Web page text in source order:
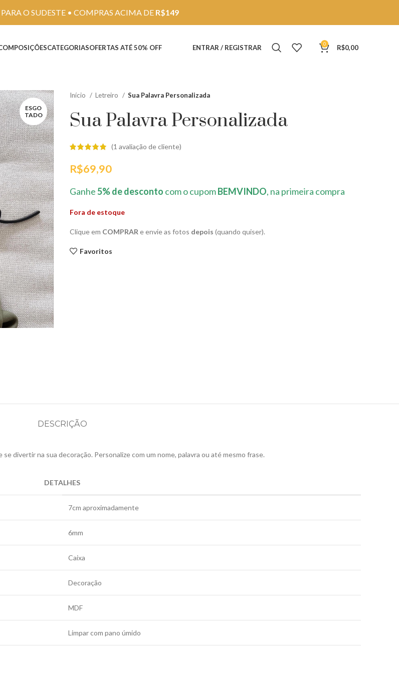
CATEGORIASOFERTAS ATÉ 50% OFF ENTRAR / REGISTRAR 0 R$0,00
ESGO
TADO
Início Letreiro Sua Palavra Personalizada
Sua Palavra Personalizada
(1 avaliação de cliente)
R$69,90
Ganhe5% de desconto com o cupomBEMVINDO, na primeira compra
Fora de estoque
Clique em COMPRARe envie as fotos depois (quando quiser).
Favoritos
DESCRIÇÃO
divertir na sua decoração. Personalize com um nome, palavra ou até mesmo frase.
DETALHES
7cm aproximadamente
6mm
Caixa
Decoração
MDF
Limpar com pano úmido
PARA O SUDESTE • COMPRAS ACIMA DE R$149